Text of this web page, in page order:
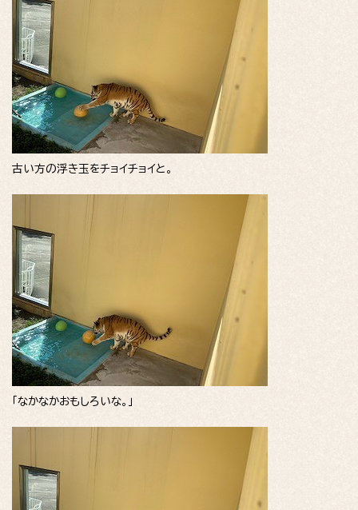
古い方の浮き玉をチョイチョイと。
「なかなかおもしろいな。」